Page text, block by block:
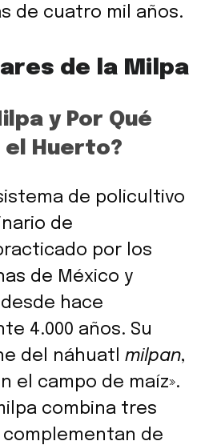
de cuatro mil años.
de la Milpa
y Por Qué
el Huerto?
de policultivo
de
por los
de México y
hace
4.000 años. Su
del náhuatl milpan,
el campo de maíz».
combina tres
de